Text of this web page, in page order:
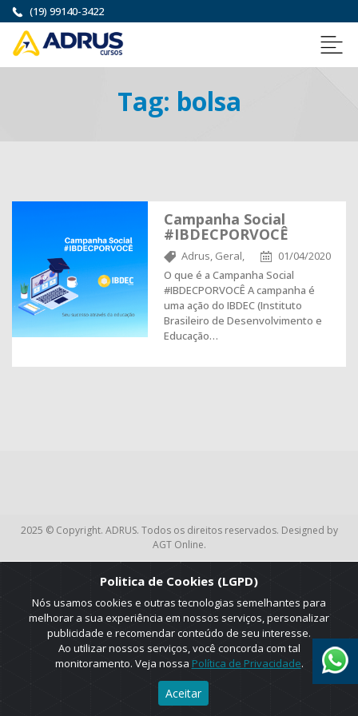
(19) 99140-3422
Tag: bolsa
Campanha Social
#IBDECPORVOCÊ
Adrus, Geral,
01/04/2020
O que é a Campanha Social
#IBDECPORVOCÊ A campanha é
uma ação do IBDEC (Instituto
Brasileiro de Desenvolvimento e
Educação…
2025 © Copyright. ADRUS. Todos os direitos reservados. Designed by
AGT Online.
Politica de Cookies (LGPD)
Nós usamos cookies e outras tecnologias semelhantes para
melhorar a sua experiência em nossos serviços, personalizar
publicidade e recomendar conteúdo de seu interesse.
Ao utilizar nossos serviços, você concorda com tal
monitoramento. Veja nossa Política de Privacidade.
Aceitar